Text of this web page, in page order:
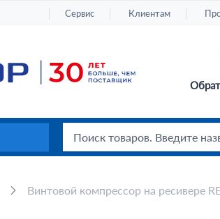
Сервис Клиентам
Винтовой компрессор на ресивере